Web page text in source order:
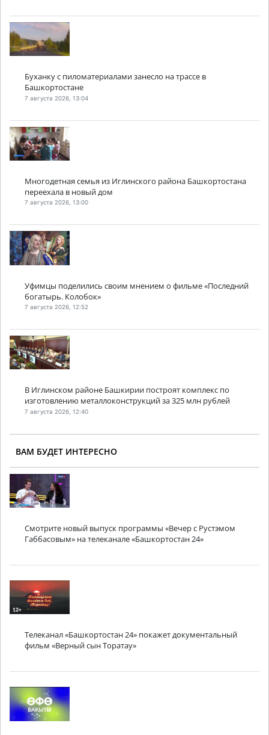
Буханку с пиломатериалами занесло на трассе в
Башкортостане
7 августа 2026, 13:04
Многодетная семья из Иглинского района Башкортостана
переехала в новый дом
7 августа 2026, 13:00
Уфимцы поделились своим мнением о фильме «Последний
богатырь. Колобок»
7 августа 2026, 12:52
В Иглинском районе Башкирии построят комплекс по
изготовлению металлоконструкций за 325 млн рублей
7 августа 2026, 12:40
ВАМ БУДЕТ ИНТЕРЕСНО
Смотрите новый выпуск программы «Вечер с Рустэмом
Габбасовым» на телеканале «Башкортостан 24»
Телеканал «Башкортостан 24» покажет документальный
фильм «Верный сын Торатау»